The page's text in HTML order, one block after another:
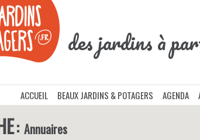
des jardins à
ACCUEIL BEAUX JARDINS & POTAGERS AGENDA
Annuaires